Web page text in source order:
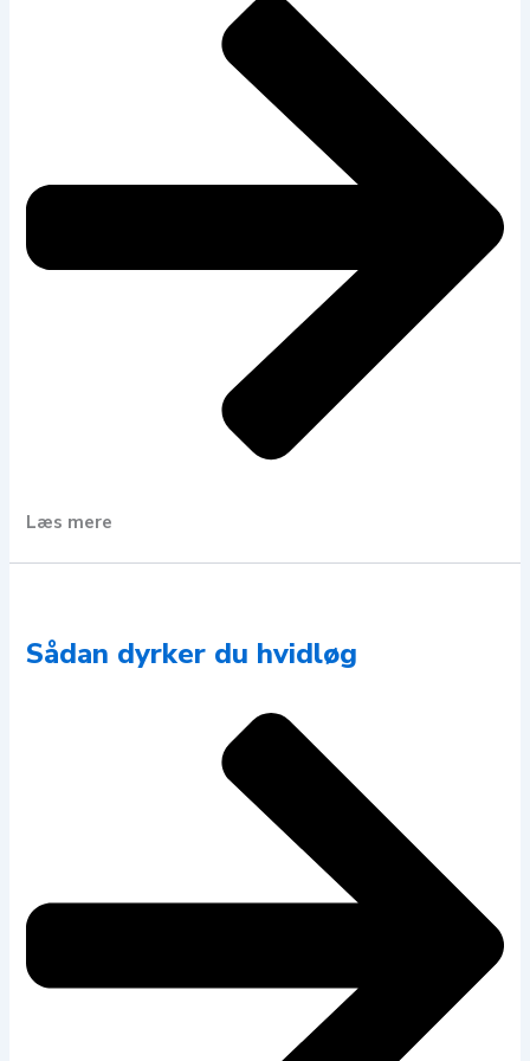
Læs mere
Sådan dyrker du hvidløg